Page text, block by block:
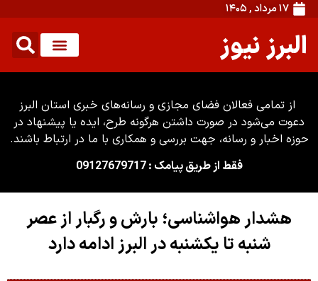
۱۷ مرداد , ۱۴۰۵
البرز نیوز
از تمامی فعالان فضای مجازی و رسانه‌های خبری استان البرز
دعوت می‌شود در صورت داشتن هرگونه طرح، ایده یا پیشنهاد در
حوزه اخبار و رسانه، جهت بررسی و همکاری با ما در ارتباط باشند.
فقط از طریق پیامک : 09127679717
هشدار هواشناسی؛ بارش و‌ رگبار از عصر
شنبه تا یکشنبه در البرز ادامه دارد